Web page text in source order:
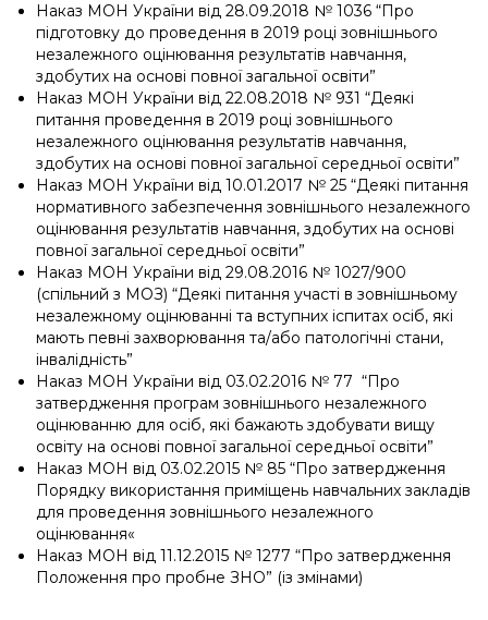
Наказ МОН України від 28.09.2018 № 1036 “Про
підготовку до проведення в 2019 році зовнішнього
незалежного оцінювання результатів навчання,
здобутих на основі повної загальної освіти”
Наказ МОН України від 22.08.2018 № 931 “Деякі
питання проведення в 2019 році зовнішнього
незалежного оцінювання результатів навчання,
здобутих на основі повної загальної середньої освіти”
Наказ МОН України від 10.01.2017 № 25 “Деякі питання
нормативного забезпечення зовнішнього незалежного
оцінювання результатів навчання, здобутих на основі
повної загальної середньої освіти”
Наказ МОН України від 29.08.2016 № 1027/900
(спільний з МОЗ) “Деякі питання участі в зовнішньому
незалежному оцінюванні та вступних іспитах осіб, які
мають певні захворювання та/або патологічні стани,
інвалідність”
Наказ МОН України від 03.02.2016 № 77 “Про
затвердження програм зовнішнього незалежного
оцінюванню для осіб, які бажають здобувати вищу
освіту на основі повної загальної середньої освіти”
Наказ МОН від 03.02.2015 № 85 “Про затвердження
Порядку використання приміщень навчальних закладів
для проведення зовнішнього незалежного
оцінювання«
Наказ МОН від 11.12.2015 № 1277 “Про затвердження
Положення про пробне ЗНО” (із змінами)